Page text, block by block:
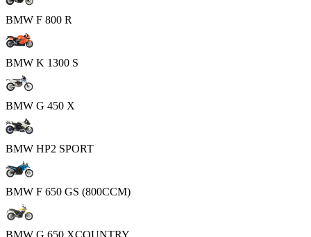
BMW F 800 R
BMW K 1300 S
BMW G 450 X
BMW HP2 SPORT
BMW F 650 GS (800CCM)
BMW G 650 XCOUNTRY